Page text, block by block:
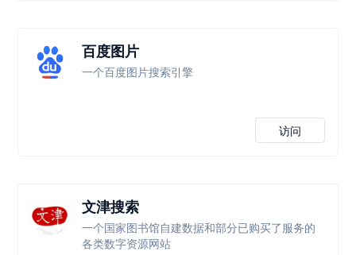
百度图片
一个百度图片搜索引擎
访问
文津搜索
一个国家图书馆自建数据和部分已购买了服务的
各类数字资源网站